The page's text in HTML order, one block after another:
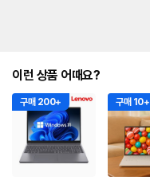
이런 상품 어때요?
구매 200+ 구매 10+